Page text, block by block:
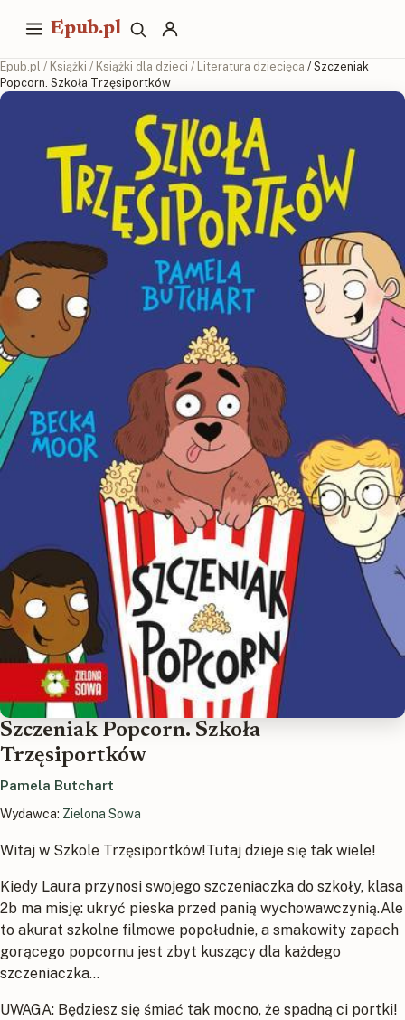
Epub.pl
Epub.pl / Książki / Książki dla dzieci / Literatura dziecięca / Szczeniak
Popcorn. Szkoła Trzęsiportków
Szczeniak Popcorn. Szkoła
Trzęsiportków
Pamela Butchart
Wydawca: Zielona Sowa
Witaj w Szkole Trzęsiportków!Tutaj dzieje się tak wiele!
Kiedy Laura przynosi swojego szczeniaczka do szkoły, klasa
2b ma misję: ukryć pieska przed panią wychowawczynią.Ale
to akurat szkolne filmowe popołudnie, a smakowity zapach
gorącego popcornu jest zbyt kuszący dla każdego
szczeniaczka…
UWAGA: Będziesz się śmiać tak mocno, że spadną ci portki!